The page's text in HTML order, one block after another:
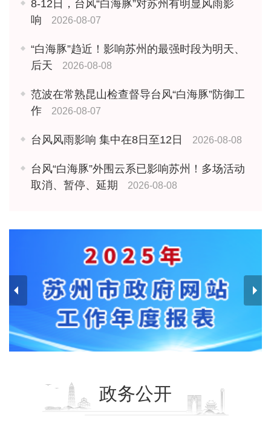
8-12日，台风“白海豚”对苏州有明显风雨影
响
2026-08-07
“白海豚”趋近！影响苏州的最强时段为明天、
后天
2026-08-08
范波在常熟昆山检查督导台风“白海豚”防御工
作
2026-08-07
台风风雨影响 集中在8日至12日 2026-08-08
台风“白海豚”外围云系已影响苏州！多场活动
取消、暂停、延期
2026-08-08
政务公开